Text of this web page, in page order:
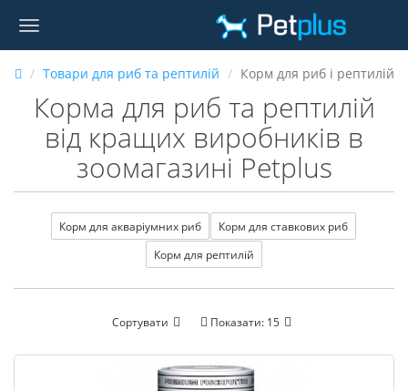
Товари для риб та рептилій Корм для риб і рептилій
Корма для риб та рептилій
від кращих виробників в
зоомагазині Petplus
Корм для акваріумних риб
Корм для ставкових риб
Корм для рептилій
Сортувати Показати: 15